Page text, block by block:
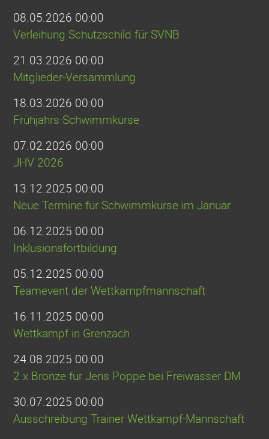
08.05.2026 00:00
Verleihung Schutzschild für SVNB
21.03.2026 00:00
Mitglieder-Versammlung
18.03.2026 00:00
Frühjahrs-Schwimmkurse
07.02.2026 00:00
JHV 2026
13.12.2025 00:00
Neue Termine für Schwimmkurse im Januar
06.12.2025 00:00
Inklusionsfortbildung
05.12.2025 00:00
Teamevent der Wettkampfmannschaft
16.11.2025 00:00
Wettkampf in Grenzach
24.08.2025 00:00
2 x Bronze für Jens Poppe bei Freiwasser DM
30.07.2025 00:00
Ausschreibung Trainer Wettkampf-Mannschaft